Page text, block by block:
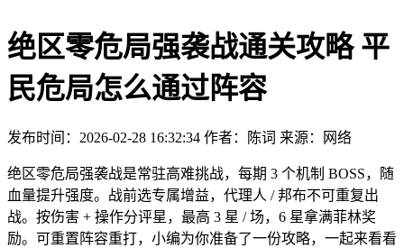
绝区零危局强袭战通关攻略 平
民危局怎么通过阵容
发布时间：2026-02-28 16:32:34 作者：陈词 来源：网络
绝区零危局强袭战是常驻高难挑战，每期 3 个机制 BOSS，随
血量提升强度。战前选专属增益，代理人 / 邦布不可重复出
战。按伤害 + 操作分评星，最高 3 星 / 场，6 星拿满菲林奖
励。可重置阵容重打，小编为你准备了一份攻略，一起来看看